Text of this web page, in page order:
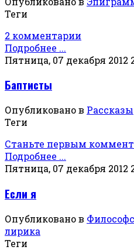
Теги
2 комментарии
Подробнее ...
Пятница, 07 декабря 2012
Баптисты
Опубликовано в Рассказы
Теги
Станьте первым
Подробнее ...
Пятница, 07 декабря 2012
Если я
Опубликовано в
лирика
Теги